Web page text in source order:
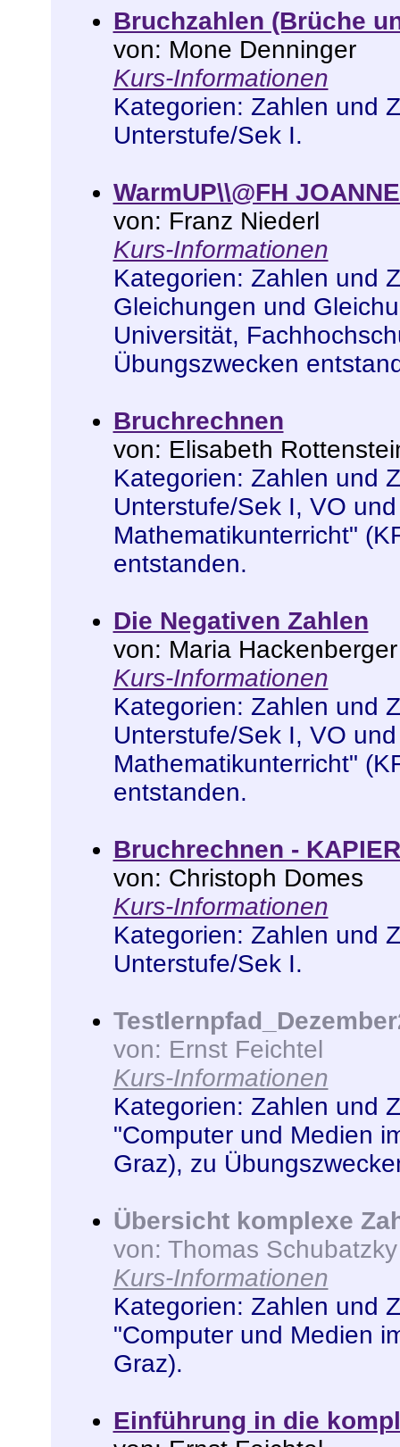
Bruchzahlen (Brüche
von: Mone Denninger
Kurs-Informationen
Kategorien: Zahlen und
Unterstufe/Sek I.
WarmUP\\@FH
von: Franz Niederl
Kurs-Informationen
Kategorien: Zahlen und
Gleichungen und
Universität,
Übungszwecken
Bruchrechnen
von: Elisabeth
Kategorien: Zahlen und
Unterstufe/Sek I, VO
Mathematikunterricht"
entstanden.
Die Negativen Zahlen
von: Maria Hackenberger
Kurs-Informationen
Kategorien: Zahlen und
Unterstufe/Sek I, VO
Mathematikunterricht"
entstanden.
Bruchrechnen -
von: Christoph Domes
Kurs-Informationen
Kategorien: Zahlen und
Unterstufe/Sek I.
von: Ernst Feichtel
Kurs-Informationen
Kategorien: Zahlen und
"Computer und Medien
Graz), zu
Übersicht komplexe
von: Thomas Schubatzky
Kurs-Informationen
Kategorien: Zahlen und
"Computer und Medien
Graz).
Einführung in die